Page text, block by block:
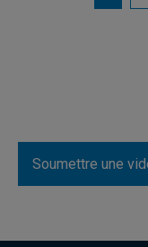
Soumettre une